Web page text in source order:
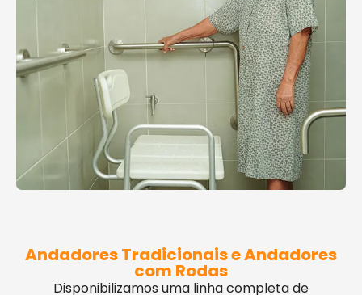
Andadores Tradicionais e Andadores
com Rodas
Disponibilizamos uma linha completa de